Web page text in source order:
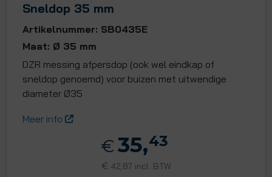
Sneldop 35 mm
Artikelnummer: SB0435E
Maat: Ø 35 mm
DZR messing afpersdop (ook wel eindkap of
sneldop genoemd) voor buizen met uitwendige
diameter Ø35
Meer info
€ 35,43
€ 42,87 incl. BTW